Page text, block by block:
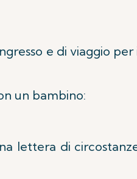
e di viaggio
un bambino:
lettera di